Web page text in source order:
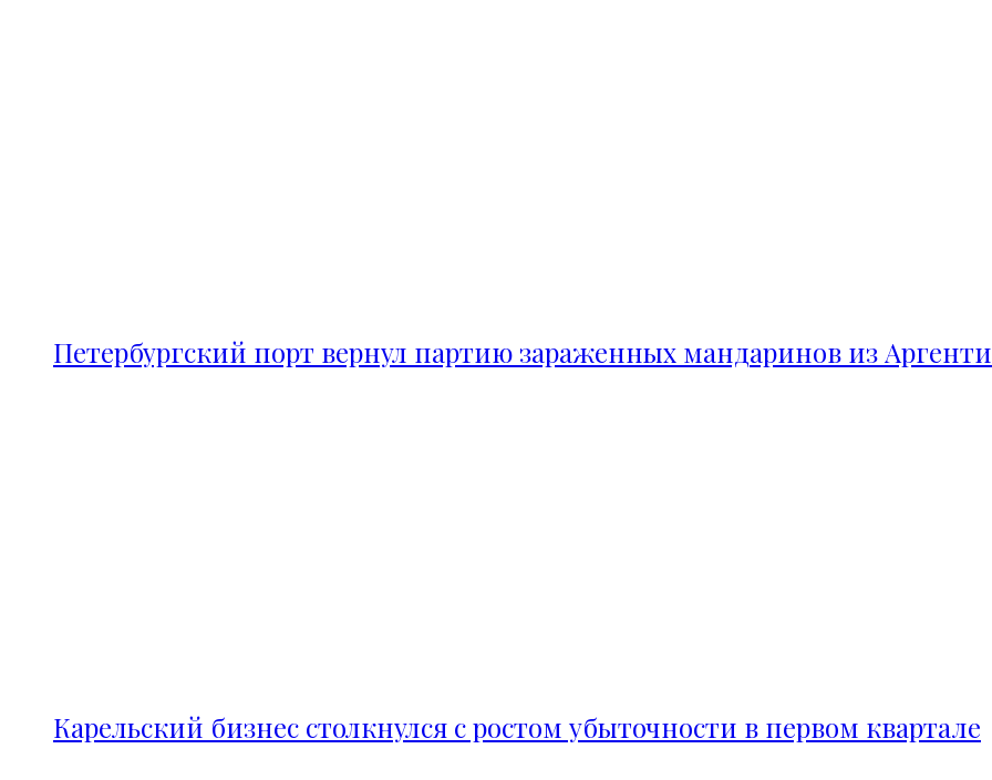
Петербургский порт вернул партию зараженных мандаринов из
Карельский бизнес столкнулся с ростом убыточности в первом квартале